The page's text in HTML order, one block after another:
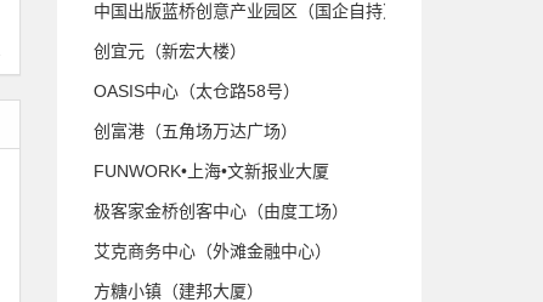
中国出版蓝桥创意产业园区（国企自持）
创宜元（新宏大楼）
OASIS中心（太仓路58号）
创富港（五角场万达广场）
FUNWORK•上海•文新报业大厦
极客家金桥创客中心（由度工场）
艾克商务中心（外滩金融中心）
方糖小镇（建邦大厦）